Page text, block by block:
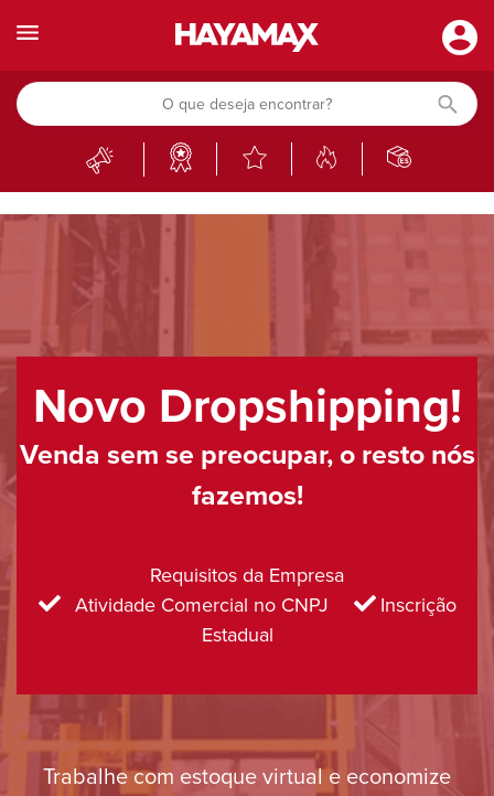
Novo Dropshipping!
Venda sem se preocupar, o resto nós
fazemos!
Requisitos da Empresa
Atividade Comercial no CNPJ
Inscrição
Estadual
Trabalhe com estoque virtual e economize